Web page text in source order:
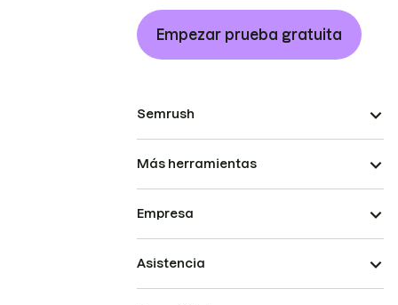
Empezar prueba gratuita
Semrush
Más herramientas
Empresa
Asistencia